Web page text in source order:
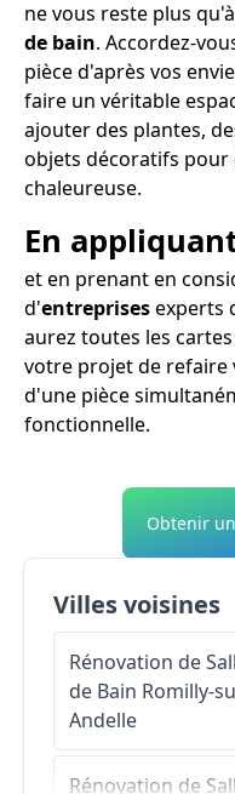
ne vous reste plus
de bain. Accordez-
pièce d'après vos
faire un véritable
ajouter des plantes,
objets décoratifs
chaleureuse.
En
et en prenant en
d'entreprisesexperts
aurez toutes les
votre projet de refaire
d'une pièce
fonctionnelle.
Obtenir
Villes voisines
Rénovation de
de Bain Romilly-
Andelle
Rénovation de